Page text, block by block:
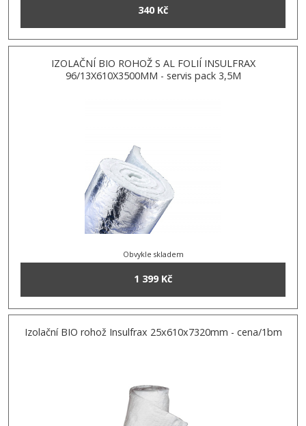
340 Kč
IZOLAČNÍ BIO ROHOŽ S AL FOLIÍ INSULFRAX
96/13X610X3500MM - servis pack 3,5M
Obvykle skladem
1 399 Kč
Izolační BIO rohož Insulfrax 25x610x7320mm - cena/1bm